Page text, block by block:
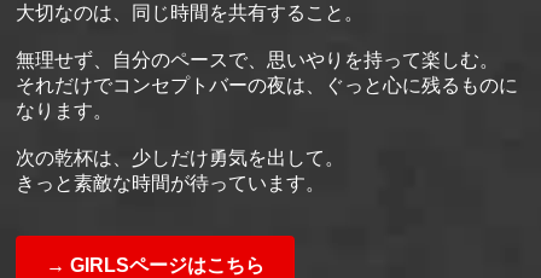
大切なのは、同じ時間を共有すること。
無理せず、自分のペースで、思いやりを持って楽しむ。
それだけでコンセプトバーの夜は、ぐっと心に残るものに
なります。
次の乾杯は、少しだけ勇気を出して。
きっと素敵な時間が待っています。
→ GIRLSページはこちら